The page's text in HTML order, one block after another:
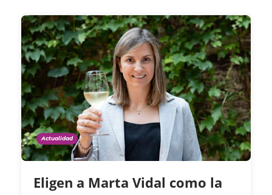
Actualidad
Eligen a Marta Vidal como la